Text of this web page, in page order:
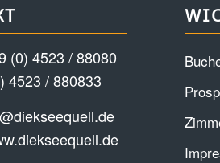
(0) 4523 / 88080
4523 / 880833